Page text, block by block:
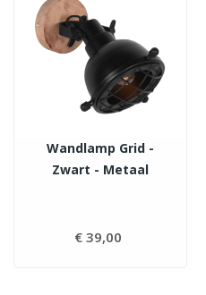
Wandlamp Grid -
Zwart - Metaal
€ 39,00